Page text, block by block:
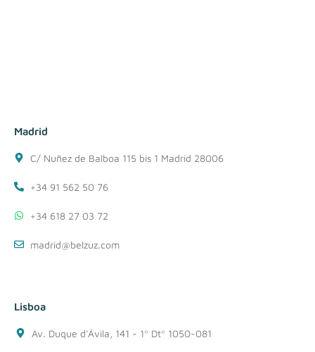
Madrid
C/ Nuñez de Balboa 115 bis 1 Madrid 28006
+34 91 562 50 76
+34 618 27 03 72
madrid@belzuz.com
Lisboa
Av. Duque d'Ávila, 141 - 1º Dtº 1050-081